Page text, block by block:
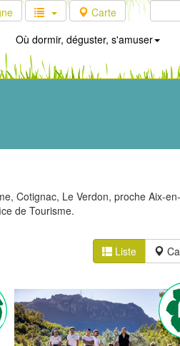
Carte
Où dormir, déguster, s'amuser
Cotignac, Le Verdon, proche Aix-en-
de Tourisme.
Liste